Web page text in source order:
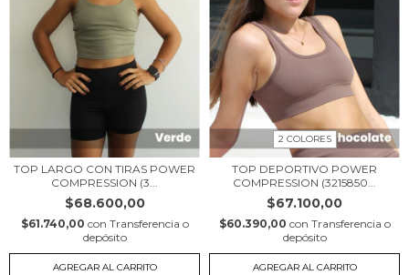
TOP LARGO CON TIRAS POWER
COMPRESSION (3...
$68.600,00
$61.740,00 con Transferencia o
depósito
AGREGAR AL CARRITO
2 COLORES
TOP DEPORTIVO POWER
COMPRESSION (3215850...
$67.100,00
$60.390,00 con Transferencia o
depósito
AGREGAR AL CARRITO